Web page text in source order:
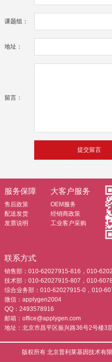
课题组：
地址：
留言：
服务保障
售后政策
配送发货
发票说明
大客户服务
OEM服务
经销商政策
工业客户采购
联系方式
销售部：010-62027915-816，010-
技术部：010-62027915-807，010-
综合业务部：010-62027915-0，010-
微信：applygen2004
QQ：2493578916
邮箱：office@applygen.com
地址：北京市昌平区振兴路36号2号楼3
版权所有 北京普利莱基因技术有